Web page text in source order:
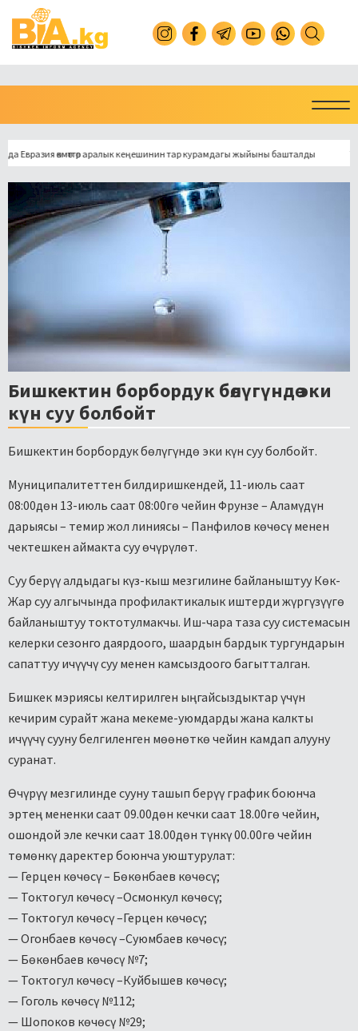
өкмөттөр аралык кеңешинин тар курамдагы жыйыны башталды
Бишкектин борбордук бөлүгүндө эки
күн суу болбойт
Бишкектин борбордук бөлүгүндө эки күн суу болбойт.
Муниципалитеттен билдиришкендей, 11-июль саат
08:00дөн 13-июль саат 08:00гө чейин Фрунзе – Аламүдүн
дарыясы – темир жол линиясы – Панфилов көчөсү менен
чектешкен аймакта суу өчүрүлөт.
Суу берүү алдыдагы күз-кыш мезгилине байланыштуу Көк-
Жар суу алгычында профилактикалык иштерди жүргүзүүгө
байланыштуу токтотулмакчы. Иш-чара таза суу системасын
келерки сезонго даярдоого, шаардын бардык тургундарын
сапаттуу ичүүчү суу менен камсыздоого багытталган.
Бишкек мэриясы келтирилген ыңгайсыздыктар үчүн
кечирим сурайт жана мекеме-уюмдарды жана калкты
ичүүчү сууну белгиленген мөөнөткө чейин камдап алууну
суранат.
Өчүрүү мезгилинде сууну ташып берүү график боюнча
эртең мененки саат 09.00дөн кечки саат 18.00гө чейин,
ошондой эле кечки саат 18.00дөн түнкү 00.00гө чейин
төмөнкү даректер боюнча уюштурулат:
— Герцен көчөсү – Бөкөнбаев көчөсү;
— Токтогул көчөсү –Осмонкул көчөсү;
— Токтогул көчөсү –Герцен көчөсү;
— Огонбаев көчөсү –Суюмбаев көчөсү;
— Бөкөнбаев көчөсү №7;
— Токтогул көчөсү –Куйбышев көчөсү;
— Гоголь көчөсү №112;
— Шопоков көчөсү №29;